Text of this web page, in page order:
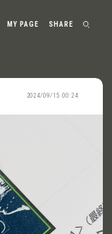
MY PAGE SHARE
2024/09/15 00:24